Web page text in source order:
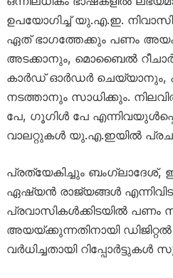
ഉപയോഗിച്ച് യു.എ.ഇ.
ഏത് ഭാഗത്തേക്കും പണം
അടക്കാനും, മൊബൈൽ
കാർഡ് ഓർഡർ ചെയ്യാനും,
നടത്താനും സാധിക്കും.
പേ, ഗൂഗിൾ പേ
വാലറ്റുകൾ യു.എ.ഇയിൽ
പ്രത്യേകിച്ചും ബംഗ്ലാദേശ്,
ഏഷ്യൻ രാജ്യങ്ങൾ
പ്രവാസികൾക്കിടയിൽ പണം
അയയ്ക്കുന്നതിനായി
വർധിച്ചതായി റിപ്പോർട്ടുകൾ